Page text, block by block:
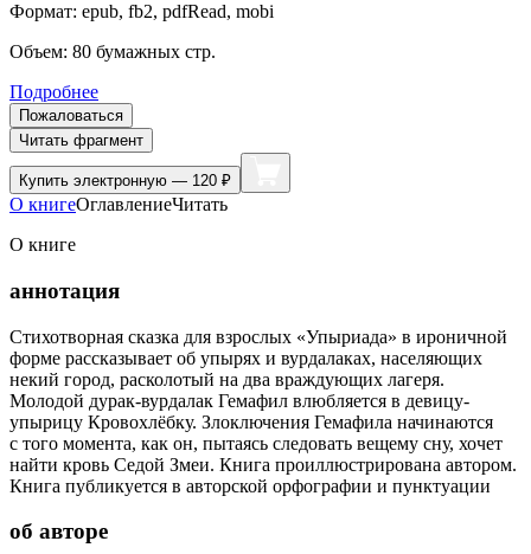
Формат: epub, fb2, pdfRead, mobi
Объем: 80 бумажных стр.
Подробнее
Пожаловаться
Читать фрагмент
Купить электронную — 120 ₽
О книгеОглавлениеЧитать
О книге
аннотация
Стихотворная сказка для взрослых «Упыриада» в ироничной
форме рассказывает об упырях и вурдалаках, населяющих
некий город, расколотый на два враждующих лагеря.
Молодой дурак-вурдалак Гемафил влюбляется в девицу-
упырицу Кровохлёбку. Злоключения Гемафила начинаются
с того момента, как он, пытаясь следовать вещему сну, хочет
найти кровь Седой Змеи. Книга проиллюстрирована автором.
Книга публикуется в авторской орфографии и пунктуации
об авторе